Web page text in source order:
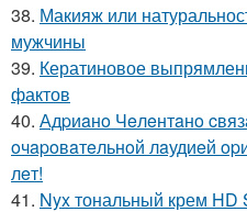
38. Макияж или
мужчины
39. Кератиновое
фактов
40. Адpиaнo Чeлeнтaнo
oчapoвaтeльнoй лaудиeй
лeт!
41. Nyx тональный крем HD